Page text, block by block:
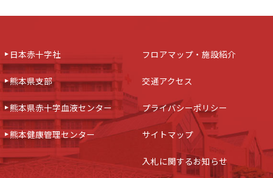
日本赤十字社
熊本県支部
熊本県赤十字血液センター
熊本健康管理センター
フロアマップ・施設紹介
交通アクセス
プライバシーポリシー
サイトマップ
入札に関するお知らせ